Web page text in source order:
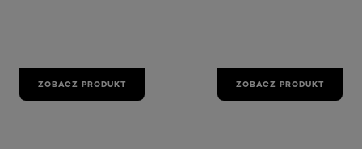
ZOBACZ PRODUKT ZOBACZ PRODUKT